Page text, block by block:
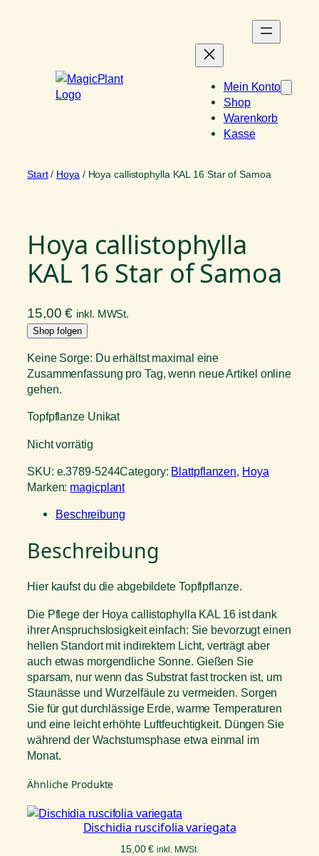
Mein Konto
Shop
Warenkorb
Kasse
Start/ Hoya / Hoya callistophylla KAL 16 Star of Samoa
Hoya callistophylla
KAL 16 Star of Samoa
15,00€ inkl. MWSt.
Shop folgen
Keine Sorge: Du erhältst maximal eine
Zusammenfassung pro Tag, wenn neue Artikel online
gehen.
Topfpflanze Unikat
Nicht vorrätig
SKU: e.3789-5244Category: Blattpflanzen, Hoya
Marken: magicplant
Beschreibung
Beschreibung
Hier kaufst du die abgebildete Topflpflanze.
Die Pflege der Hoya callistophylla KAL 16 ist dank
ihrer Anspruchslosigkeit einfach: Sie bevorzugt einen
hellen Standort mit indirektem Licht, verträgt aber
auch etwas morgendliche Sonne. Gießen Sie
sparsam, nur wenn das Substrat fast trocken ist, um
Staunässe und Wurzelfäule zu vermeiden. Sorgen
Sie für gut durchlässige Erde, warme Temperaturen
und eine leicht erhöhte Luftfeuchtigkeit. Düngen Sie
während der Wachstumsphase etwa einmal im
Monat.
Ähnliche Produkte
Dischidia ruscifolia variegata
15,00€ inkl. MWSt.